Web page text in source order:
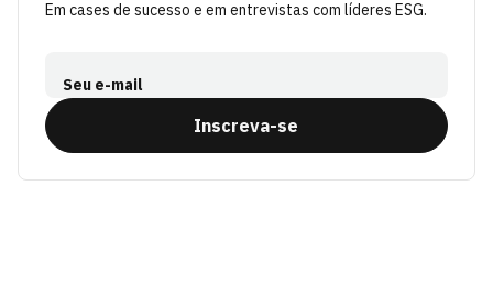
Em cases de sucesso e em entrevistas com líderes ESG.
Seu e-mail
Inscreva-se